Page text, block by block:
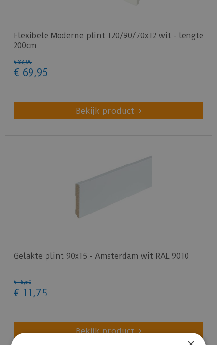
Flexibele Moderne plint 120/90/70x12 wit - lengte
200cm
€ 83,90
€ 69,95
Bekijk product
Gelakte plint 90x15 - Amsterdam wit RAL 9010
€ 16,50
€ 11 ,75
Bekijk product